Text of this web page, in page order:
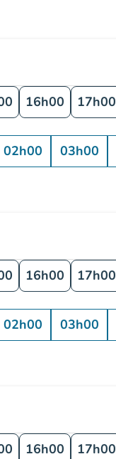
16h00 17h00
02h00 03h00
16h00 17h00
02h00 03h00
16h00 17h00